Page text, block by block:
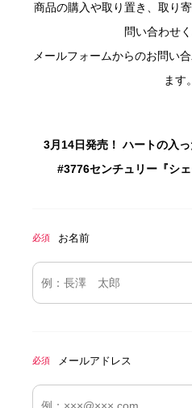
商品の購入や取り置き、取り
問い合わせく
メールフォームからのお問い
ます。
3月14日発売！ ハートの入
#3776センチュリー『シェ
必須 お名前
必須 メールアドレス